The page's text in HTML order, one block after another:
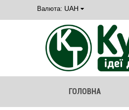
Валюта: UAH
ГОЛОВНА